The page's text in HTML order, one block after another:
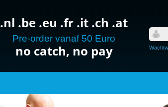
.nl .be .eu .fr .it .ch .at
Pre-order vanaf 50 Euro
no catch, no pay